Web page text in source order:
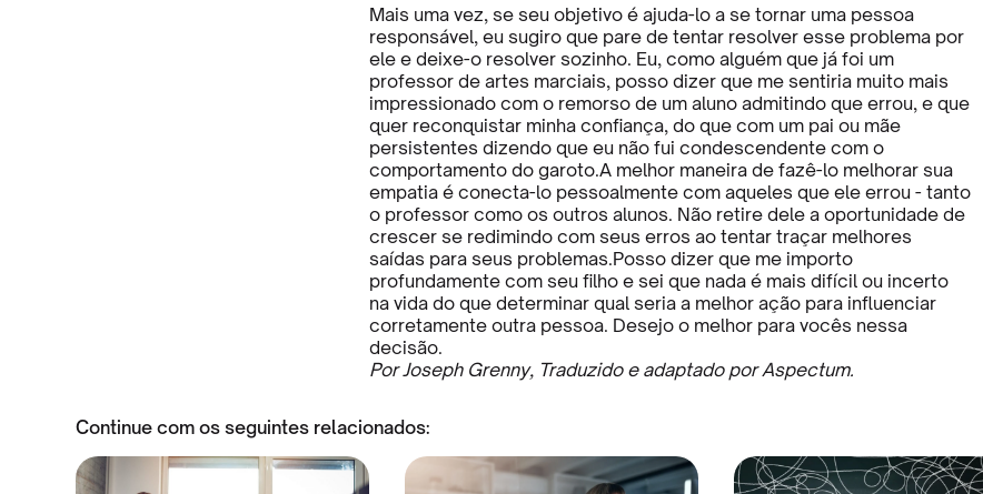
Mais uma vez, se seu objetivo é ajuda-lo a se tornar uma pessoa
responsável, eu sugiro que pare de tentar resolver esse problema por
ele e deixe-o resolver sozinho. Eu, como alguém que já foi um
professor de artes marciais, posso dizer que me sentiria muito mais
impressionado com o remorso de um aluno admitindo que errou, e que
quer reconquistar minha confiança, do que com um pai ou mãe
persistentes dizendo que eu não fui condescendente com o
comportamento do garoto.A melhor maneira de fazê-lo melhorar sua
empatia é conecta-lo pessoalmente com aqueles que ele errou - tanto
o professor como os outros alunos. Não retire dele a oportunidade de
crescer se redimindo com seus erros ao tentar traçar melhores
saídas para seus problemas.Posso dizer que me importo
profundamente com seu filho e sei que nada é mais difícil ou incerto
na vida do que determinar qual seria a melhor ação para influenciar
corretamente outra pessoa. Desejo o melhor para vocês nessa
decisão.
Por Joseph Grenny, Traduzido e adaptado por Aspectum.
Continue com os seguintes relacionados: